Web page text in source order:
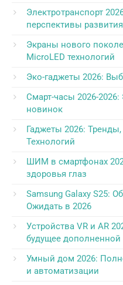
Электротранспорт
перспективы развития
Экраны нового
MicroLED технологий
Эко-гаджеты 2026:
Смарт-часы 2026-
новинок
Гаджеты 2026:
Технологий
ШИМ в смартфонах
здоровья глаз
Samsung Galaxy S25:
Ожидать в 2026
Устройства VR и AR
будущее дополненной
Умный дом 2026:
и автоматизации